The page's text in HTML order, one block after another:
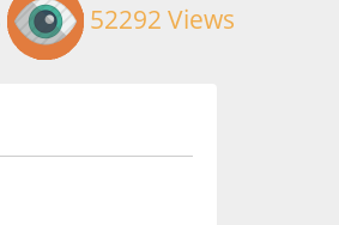
52292 Views